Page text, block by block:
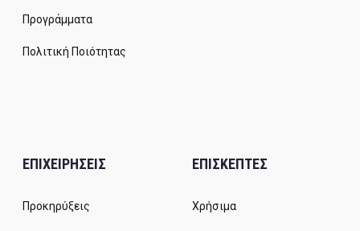
Προγράμματα
Πολιτική Ποιότητας
ΕΠΙΧΕΙΡΗΣΕΙΣ
Προκηρύξεις
ΕΠΙΣΚΕΠΤΕΣ
Χρήσιμα